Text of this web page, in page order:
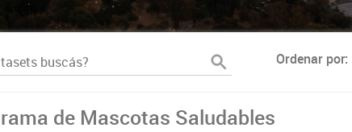
Ordenar por
de Mascotas Saludables